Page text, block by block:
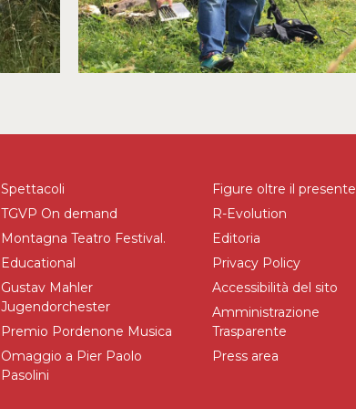
Spettacoli
TGVP On demand
Montagna Teatro Festival.
Educational
Gustav Mahler
Jugendorchester
Premio Pordenone Musica
Omaggio a Pier Paolo
Pasolini
Figure oltre il presente
R-Evolution
Editoria
Privacy Policy
Accessibilità del sito
Amministrazione
Trasparente
Press area